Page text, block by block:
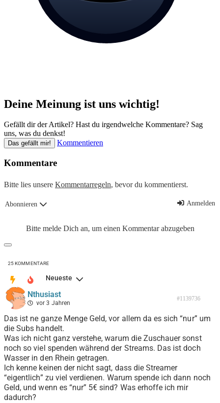
Deine Meinung ist uns wichtig!
Gefällt dir der Artikel? Hast du irgendwelche Kommentare? Sag
uns, was du denkst!
Das gefällt mir! Kommentieren
Kommentare
Bitte lies unsere Kommentarregeln, bevor du kommentierst.
Abonnieren Anmelden
Bitte melde Dich an, um einen Kommentar abzugeben
25KOMMENTARE
Neueste
Nthusiast
vor 3 Jahren
#1139736
Das ist ne ganze Menge Geld, vor allem da es sich “nur” um
die Subs handelt.
Was ich nicht ganz verstehe, warum die Zuschauer sonst
noch so viel spenden während der Streams. Das ist doch
Wasser in den Rhein getragen.
Ich kenne keinen der nicht sagt, dass die Streamer
“eigentlich” zu viel verdienen. Warum spende ich dann noch
Geld, und wenn es “nur” 5€ sind? Was erhoffe ich mir
dadurch?